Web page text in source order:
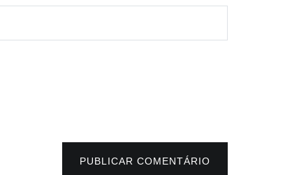
PUBLICAR COMENTÁRIO